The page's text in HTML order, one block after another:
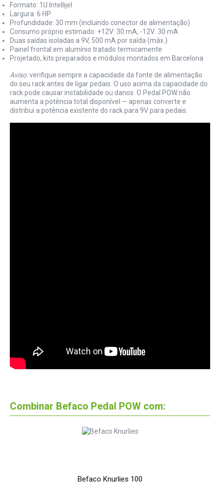
Formato: 1U Intellijel
Largura: 6 HP
Profundidade: 30 mm (incluindo conector de alimentação)
Consumo próprio estimado: +12V: 30 mA, -12V: 30 mA
Duas saídas isoladas a 9V, 500 mA por saída (máx.)
Painel frontal em alumínio tratado termicamente
Projetado, kits preparados e módulos montados em Barcelona
Aviso:verifique sempre a capacidade da fonte de alimentação
do seu rack antes de ligar pedais. O uso acima da capacidade do
rack pode causar instabilidade ou danos. O Pedal POW não
aumenta a potência total disponível — apenas converte e
distribui a potência existente do rack para 9V para pedais.
Combinar Befaco Pedal POW com:
Befaco Knurlies 100